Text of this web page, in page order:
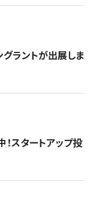
グラントが出展しま
スタートアップ投